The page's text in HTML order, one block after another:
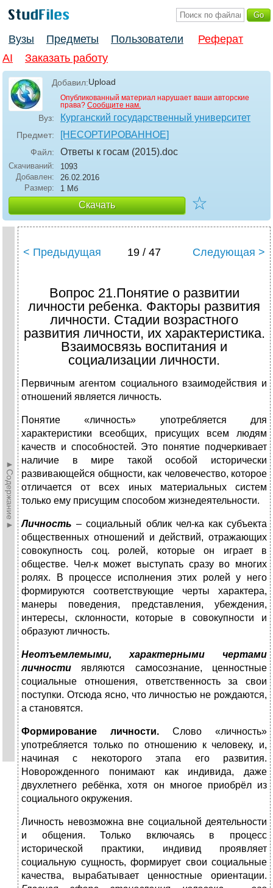
Вузы Предметы Пользователи
Реферат
AI
Заказать работу
Добавил:Upload
Опубликованный материал нарушает ваши авторские
права? Сообщите нам.
Вуз: Курганский государственный университет
Предмет: [НЕСОРТИРОВАННОЕ]
Файл: Ответы к госам (2015).doc
Скачиваний:
1093
Добавлен:
26.02.2016
Размер:
1 Мб
Скачать ☆
►Содержание►
< Предыдущая 19 / 47 Следующая >
Вопрос 21.Понятие о развитии
личности ребенка. Факторы развития
личности. Стадии возрастного
развития личности, их характеристика.
Взаимосвязь воспитания и
социализации личности.
Первичным агентом социального взаимодействия и
отношений является личность.
Понятие «личность» употребляется для
характеристики всеобщих, присущих всем людям
качеств и способностей. Это понятие подчеркивает
наличие в мире такой особой исторически
развивающейся общности, как человечество, которое
отличается от всех иных материальных систем
только ему присущим способом жизнедеятельности.
Личность – социальный облик чел-ка как субъекта
общественных отношений и действий, отражающих
совокупность соц. ролей, которые он играет в
обществе. Чел-к может выступать сразу во многих
ролях. В процессе исполнения этих ролей у него
формируются соответствующие черты характера,
манеры поведения, представления, убеждения,
интересы, склонности, которые в совокупности и
образуют личность.
Неотъемлемыми, характерными чертами
личности являются самосознание, ценностные
социальные отношения, ответственность за свои
поступки. Отсюда ясно, что личностью не рождаются,
а становятся.
Формирование личности. Слово «личность»
употребляется только по отношению к человеку, и,
начиная с некоторого этапа его развития.
Новорожденного понимают как индивида, даже
двухлетнего ребёнка, хотя он многое приобрёл из
социального окружения.
Личность невозможна вне социальной деятельности
и общения. Только включаясь в процесс
исторической практики, индивид проявляет
социальную сущность, формирует свои социальные
качества, вырабатывает ценностные ориентации.